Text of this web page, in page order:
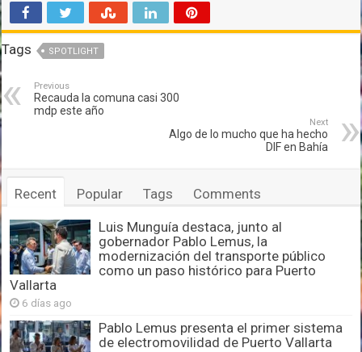
Tags SPOTLIGHT
Previous
Recauda la comuna casi 300
mdp este año
Next
Algo de lo mucho que ha hecho
DIF en Bahía
Recent Popular Tags Comments
Luis Munguía destaca, junto al
gobernador Pablo Lemus, la
modernización del transporte público
como un paso histórico para Puerto
Vallarta
6 días ago
Pablo Lemus presenta el primer sistema
de electromovilidad de Puerto Vallarta